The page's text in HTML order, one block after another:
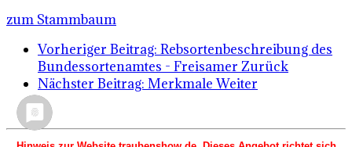
zum Stammbaum
Vorheriger Beitrag: Rebsortenbeschreibung des
Bundessortenamtes - Freisamer Zurück
Nächster Beitrag: MerkmaleWeiter